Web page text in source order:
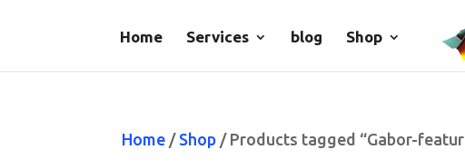
Home Services blog Shop
Home / Shop / Products tagged “Gabor-